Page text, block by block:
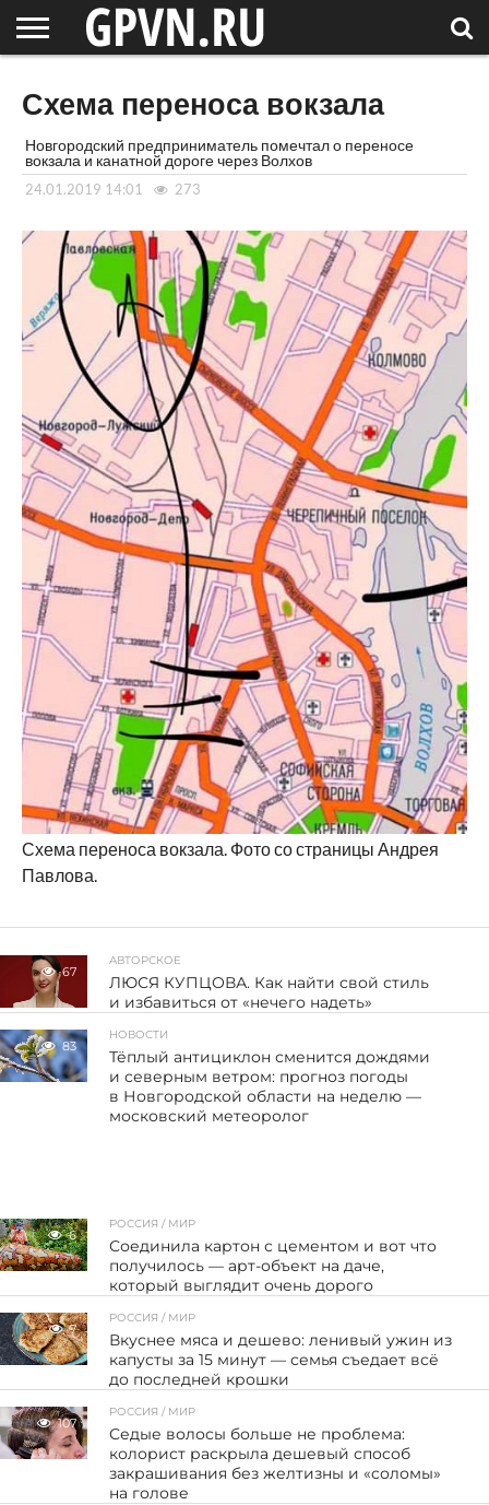
СОСЕДЕЙ
/ МИР
Схема переноса вокзала
Новгородский предприниматель помечтал о переносе
вокзала и канатной дороге через Волхов
24.01.2019 14:01 273
Схема переноса вокзала. Фото со страницы Андрея
Павлова.
67
АВТОРСКОЕ
ЛЮСЯ КУПЦОВА. Как найти свой стиль
и избавиться от «нечего надеть»
83
НОВОСТИ
Тёплый антициклон сменится дождями
и северным ветром: прогноз погоды
в Новгородской области на неделю —
московский метеоролог
6
РОССИЯ / МИР
Соединила картон с цементом и вот что
получилось — арт-объект на даче,
который выглядит очень дорого
7
РОССИЯ / МИР
Вкуснее мяса и дешево: ленивый ужин из
капусты за 15 минут — семья съедает всё
до последней крошки
107
РОССИЯ / МИР
Седые волосы больше не проблема:
колорист раскрыла дешевый способ
закрашивания без желтизны и «соломы»
на голове